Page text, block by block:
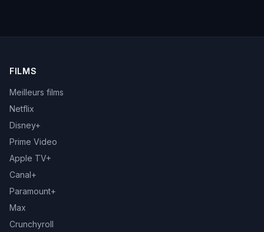
FILMS
Meilleurs films
Netflix
Disney+
Prime Video
Apple TV+
Canal+
Paramount+
Max
Crunchyroll